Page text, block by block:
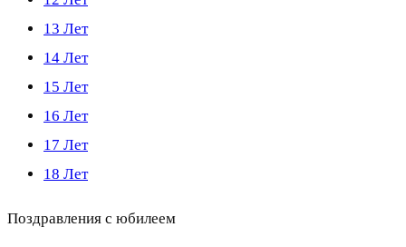
13 Лет
14 Лет
15 Лет
16 Лет
17 Лет
18 Лет
Поздравления с юбилеем